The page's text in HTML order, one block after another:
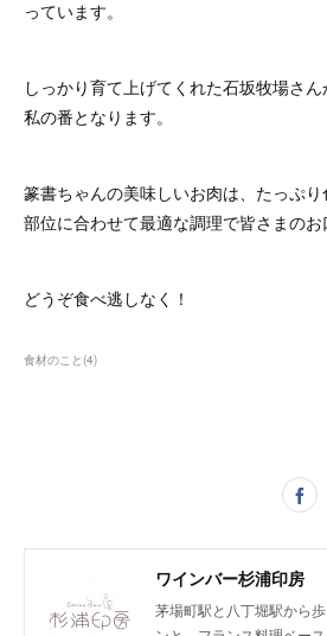
っています。
しっかり育て上げてくれた石坂牧場さ
私の番となります。
篆書ちゃんの美味しいお肉は、たっぷり
部位に合わせて最適な調理で皆さまのお
どうぞ食べ逃しなく！
食材のこと(4)
ワインバー杉浦印房
茅場町駅と八丁堀駅から